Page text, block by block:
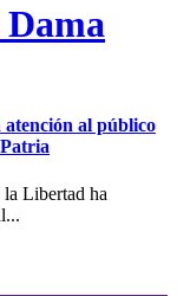
Dama
atención al público
Libertad ha